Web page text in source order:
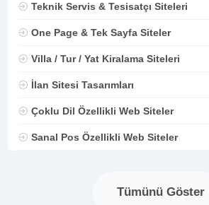
Teknik Servis & Tesisatçı Siteleri
One Page & Tek Sayfa Siteler
Villa / Tur / Yat Kiralama Siteleri
İlan Sitesi Tasarımları
Çoklu Dil Özellikli Web Siteler
Sanal Pos Özellikli Web Siteler
Tümünü Göster